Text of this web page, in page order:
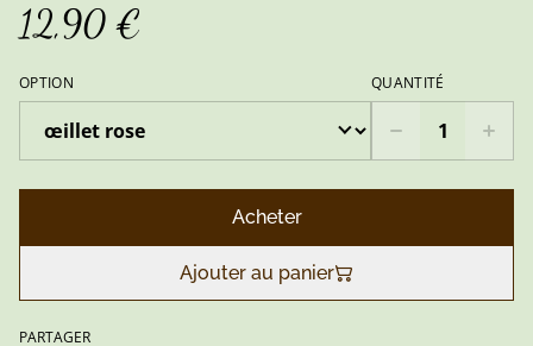
12,90 €
OPTION QUANTITÉ
Acheter
Ajouter au panier
PARTAGER